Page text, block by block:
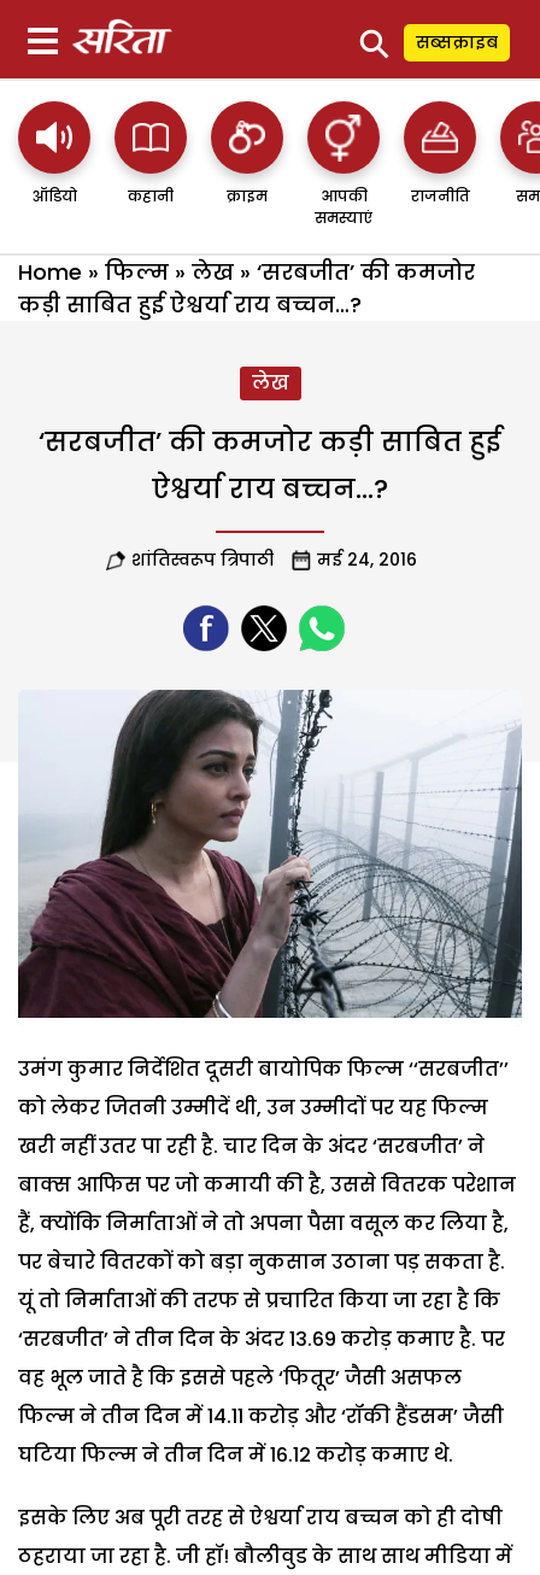
⚲ सब्सक्राइब
ऑडियो कहानी क्राइम
आपकी
समस्याएं
राजनीति
Home » फिल्म » लेख » ‘सरबजीत’ की कमजोर
कड़ी साबित हुई ऐश्वर्या राय बच्चन…?
लेख
‘सरबजीत’ की कमजोर कड़ी साबित हुई
ऐश्वर्या राय बच्चन…?
शांतिस्वरूप त्रिपाठी मई 24, 2016
उमंग कुमार निर्देशित दूसरी बायोपिक फिल्म ‘‘सरबजीत’’
को लेकर जितनी उम्मीदें थी, उन उम्मीदों पर यह फिल्म
खरी नहीं उतर पा रही है. चार दिन के अंदर ‘सरबजीत’ ने
बाक्स आफिस पर जो कमायी की है, उससे वितरक परेशान
हैं, क्योंकि निर्माताओं ने तो अपना पैसा वसूल कर लिया है,
पर बेचारे वितरकों को बड़ा नुकसान उठाना पड़ सकता है.
यूं तो निर्माताओं की तरफ से प्रचारित किया जा रहा है कि
‘सरबजीत’ ने तीन दिन के अंदर 13.69 करोड़ कमाए है. पर
वह भूल जाते है कि इससे पहले ‘फितूर’ जैसी असफल
फिल्म ने तीन दिन में 14.11 करोड़ और ‘रॉकी हैंडसम’ जैसी
घटिया फिल्म ने तीन दिन में 16.12 करोड़ कमाए थे.
इसके लिए अब पूरी तरह से ऐश्वर्या राय बच्चन को ही दोषी
ठहराया जा रहा है. जी हॉ! बौलीवुड के साथ साथ मीडिया में